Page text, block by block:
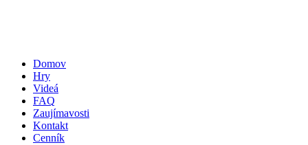
Domov
Hry
Videá
FAQ
Zaujímavosti
Kontakt
Cenník